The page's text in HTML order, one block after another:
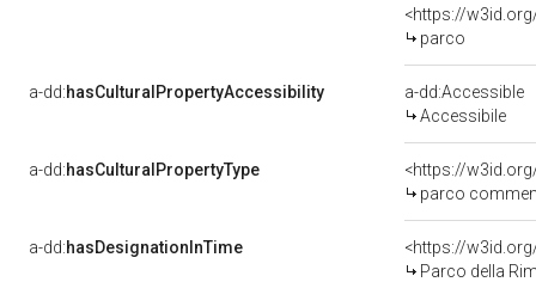
<https://
parco
a-dd:hasCulturalPropertyAccessibility
a-dd:Accessible
Accessibile
a-dd:hasCulturalPropertyType
<https://
parco
a-dd:hasDesignationInTime
Parco della